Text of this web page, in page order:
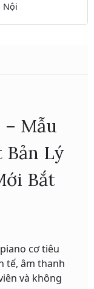
Nội
Mẫu
Lý
Bắt
cơ tiêu
tế, âm thanh
và không